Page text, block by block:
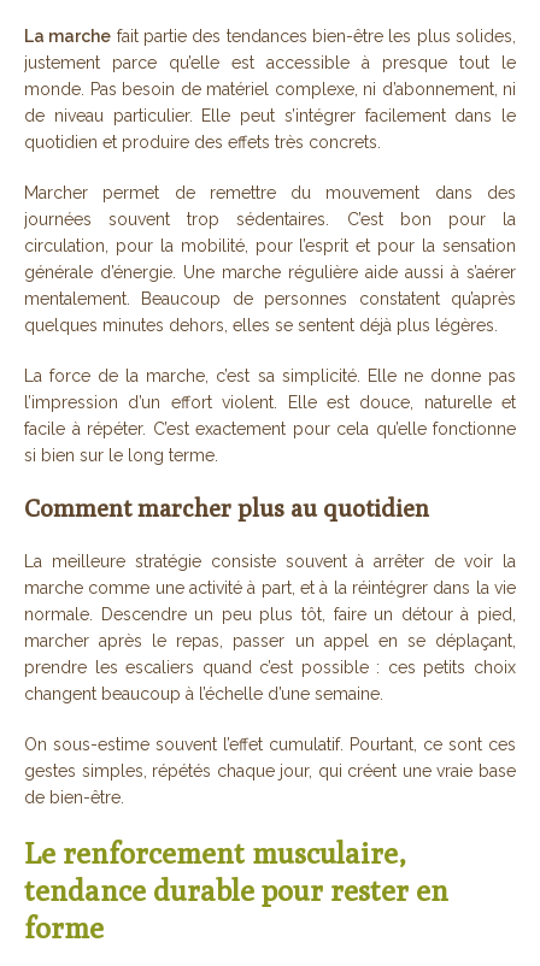
La marche fait partie des tendances bien-être les plus solides,
justement parce qu’elle est accessible à presque tout le
monde. Pas besoin de matériel complexe, ni d’abonnement, ni
de niveau particulier. Elle peut s’intégrer facilement dans le
quotidien et produire des effets très concrets.
Marcher permet de remettre du mouvement dans des
journées souvent trop sédentaires. C’est bon pour la
circulation, pour la mobilité, pour l’esprit et pour la sensation
générale d’énergie. Une marche régulière aide aussi à s’aérer
mentalement. Beaucoup de personnes constatent qu’après
quelques minutes dehors, elles se sentent déjà plus légères.
La force de la marche, c’est sa simplicité. Elle ne donne pas
l’impression d’un effort violent. Elle est douce, naturelle et
facile à répéter. C’est exactement pour cela qu’elle fonctionne
si bien sur le long terme.
Comment marcher plus au quotidien
La meilleure stratégie consiste souvent à arrêter de voir la
marche comme une activité à part, et à la réintégrer dans la vie
normale. Descendre un peu plus tôt, faire un détour à pied,
marcher après le repas, passer un appel en se déplaçant,
prendre les escaliers quand c’est possible : ces petits choix
changent beaucoup à l’échelle d’une semaine.
On sous-estime souvent l’effet cumulatif. Pourtant, ce sont ces
gestes simples, répétés chaque jour, qui créent une vraie base
de bien-être.
Le renforcement musculaire,
tendance durable pour rester en
forme